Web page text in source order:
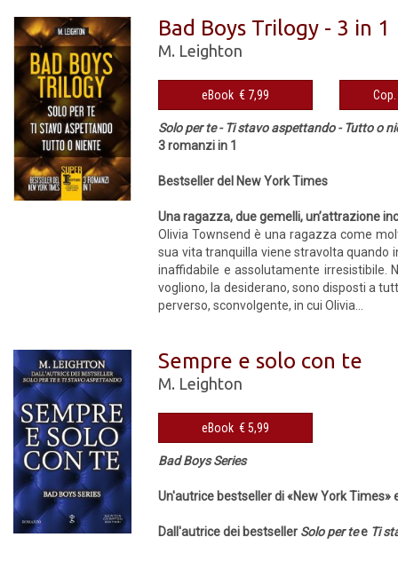
Bad Boys Trilogy - 3 in 1
M. Leighton
eBook € 7,99
Solo per te - Ti stavo aspettando - Tutto o
3 romanzi in 1
Bestseller del New York Times
Una ragazza, due gemelli, un’attrazione
Olivia Townsend è una ragazza come
sua vita tranquilla viene stravolta quando
inaffidabile e assolutamente irresistibile.
vogliono, la desiderano, sono disposti a
perverso, sconvolgente, in cui Olivia...
Sempre e solo con te
M. Leighton
eBook € 5,99
Bad Boys Series
Un'autrice bestseller di «New York Times»
Dall'autrice dei bestseller Solo per tee Ti